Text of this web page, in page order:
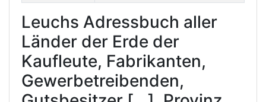
Leuchs Adressbuch aller
Länder der Erde der
Kaufleute, Fabrikanten,
Gewerbetreibenden,